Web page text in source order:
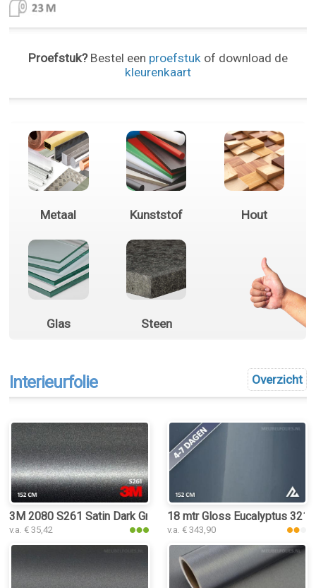
Proefstuk?Bestel een proefstukof download de
kleurenkaart
Metaal Kunststof Hout
Glas Steen
Overzicht
Interieurfolie
3M 2080 S261 Satin Dark Grey interieurfolie
v.a. € 35,42
18 mtr Gloss Eucalyptus
v.a. € 343,90